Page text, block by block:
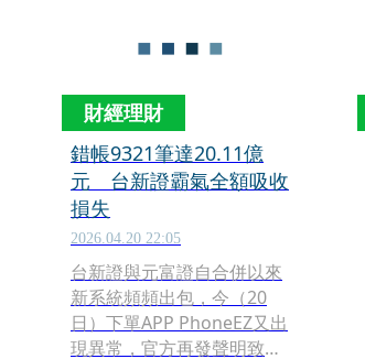
財經理財
錯帳9321筆達20.11億
元 台新證霸氣全額吸收
損失
2026.04.20 22:05
台新證與元富證自合併以來
新系統頻頻出包，今（20
日）下單APP PhoneEZ又出
現異常，官方再發聲明致